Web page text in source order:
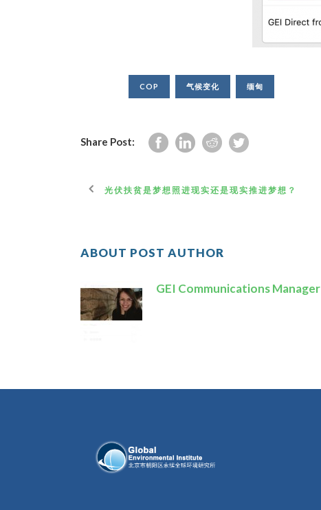
COP 气候变化 缅甸
Share Post:
光伏扶贫是梦想照进现实还是现实推进梦想？
ABOUT POST AUTHOR
GEI Communications Manager